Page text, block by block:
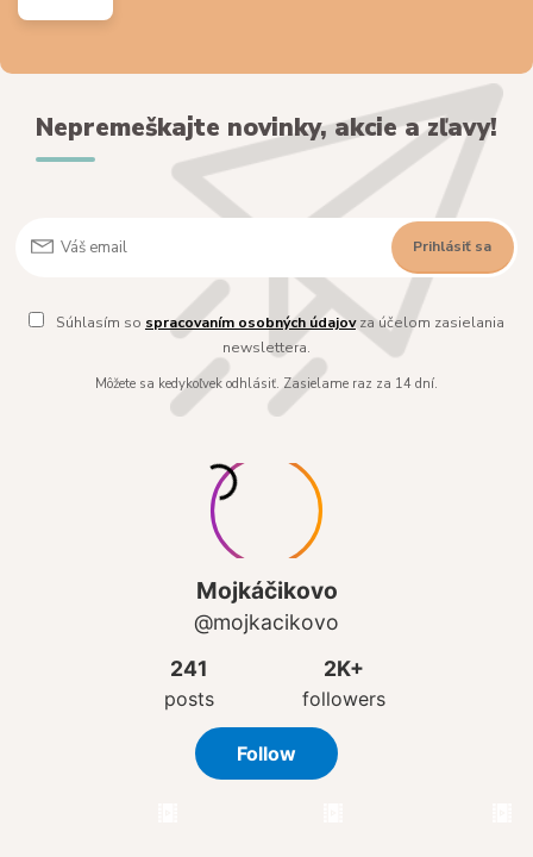
Nepremeškajte novinky, akcie a zľavy!
Prihlásiť sa
Súhlasím so spracovaním osobných údajovza účelom zasielania
newslettera.
Môžete sa kedykoľvek odhlásiť. Zasielame raz za 14 dní.